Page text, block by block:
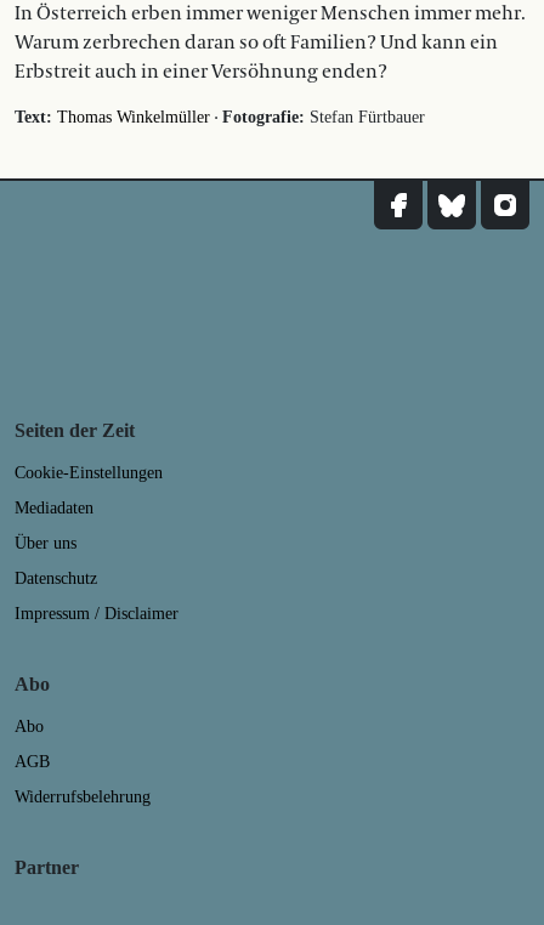
In Österreich erben immer weniger Menschen immer mehr.
Warum zerbrechen daran so oft Familien? Und kann ein
Erbstreit auch in einer Versöhnung enden?
Text: Thomas Winkelmüller · Fotografie: Stefan Fürtbauer
Seiten der Zeit
Cookie-Einstellungen
Mediadaten
Über uns
Datenschutz
Impressum / Disclaimer
Abo
Abo
AGB
Widerrufsbelehrung
Partner